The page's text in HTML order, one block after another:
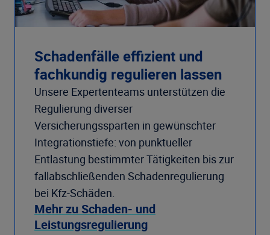
Schadenfälle effizient und
fachkundig regulieren lassen
Unsere Expertenteams unterstützen die
Regulierung diverser
Versicherungssparten in gewünschter
Integrationstiefe: von punktueller
Entlastung bestimmter Tätigkeiten bis zur
fallabschließenden Schadenregulierung
bei Kfz-Schäden.
Mehr zu Schaden- und
Leistungsregulierung